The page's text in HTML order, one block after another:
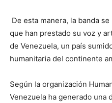
De esta manera, la banda
que han prestado su voz y
de Venezuela, un país
humanitaria del continente
Según la organización
Venezuela ha generado una